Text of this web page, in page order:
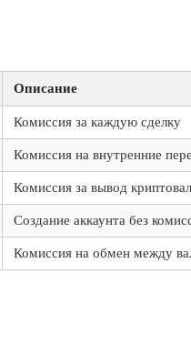
Описание
Комиссия за каждую сделку
Комиссия на внутренние
Комиссия за вывод
Создание аккаунта без
Комиссия на обмен между